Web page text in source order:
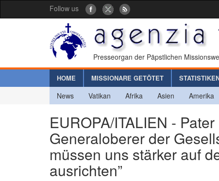
Follow us
Presseorgan der Päpstlichen
HOME MISSIONARE GETÖTET
News Vatikan Afrika Asien Amerika
EUROPA/ITALIEN -
Generaloberer der
müssen uns stärker auf
ausrichten”